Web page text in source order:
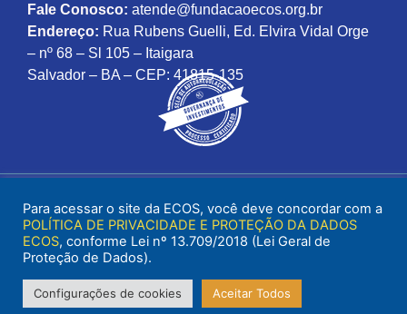
Fale Conosco: atende@fundacaoecos.org.br
Endereço: Rua Rubens Guelli, Ed. Elvira Vidal Orge
– nº 68 – Sl 105 – Itaigara
Salvador – BA – CEP: 41815-135
Para acessar o site da ECOS, você deve concordar com a
POLÍTICA DE PRIVACIDADE E PROTEÇÃO DA DADOS
ECOS, conforme Lei nº 13.709/2018 (Lei Geral de
Proteção de Dados).
Configurações de cookies Aceitar Todos